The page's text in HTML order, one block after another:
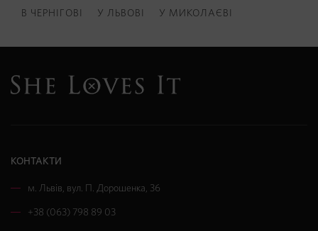
В ЧЕРНІГОВІ У ЛЬВОВІ У МИКОЛАЄВІ
КОНТАКТИ
м. Львів, вул. П. Дорошенка, 36
+38 (063) 798 89 03